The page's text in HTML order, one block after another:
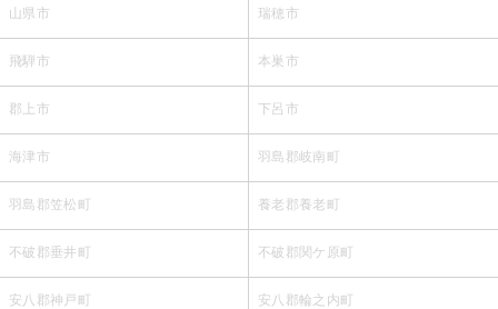
山県市 瑞穂市
飛騨市 本巣市
郡上市 下呂市
海津市 羽島郡岐南町
羽島郡笠松町 養老郡養老町
不破郡垂井町 不破郡関ケ原町
安八郡神戸町 安八郡輪之内町